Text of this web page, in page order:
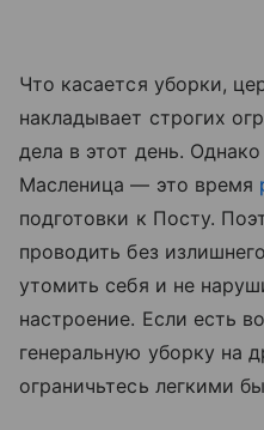
Что касается уборки,
накладывает строгих
дела в этот день.
Масленица — это время
подготовки к Посту.
проводить без
утомить себя и не
настроение. Если есть
генеральную уборку на
ограничьтесь легкими